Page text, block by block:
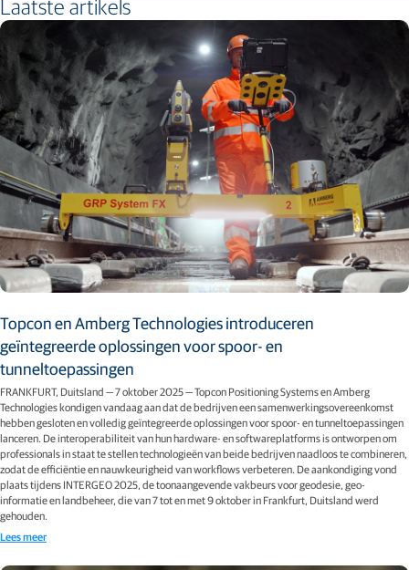
Laatste artikels
Topcon en Amberg Technologies introduceren
geïntegreerde oplossingen voor spoor- en
tunneltoepassingen
FRANKFURT, Duitsland — 7 oktober 2025 — Topcon Positioning Systems en Amberg
Technologies kondigen vandaag aan dat de bedrijven een samenwerkingsovereenkomst
hebben gesloten en volledig geïntegreerde oplossingen voor spoor- en tunneltoepassingen
lanceren. De interoperabiliteit van hun hardware- en softwareplatforms is ontworpen om
professionals in staat te stellen technologieën van beide bedrijven naadloos te combineren,
zodat de efficiëntie en nauwkeurigheid van workflows verbeteren. De aankondiging vond
plaats tijdens INTERGEO 2025, de toonaangevende vakbeurs voor geodesie, geo-
informatie en landbeheer, die van 7 tot en met 9 oktober in Frankfurt, Duitsland werd
gehouden.
Lees meer